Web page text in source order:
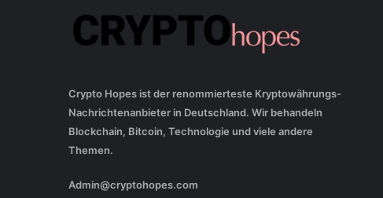
Crypto Hopes ist der renommierteste Kryptowährungs-
Nachrichtenanbieter in Deutschland. Wir behandeln
Blockchain, Bitcoin, Technologie und viele andere
Themen.
Admin@cryptohopes.com